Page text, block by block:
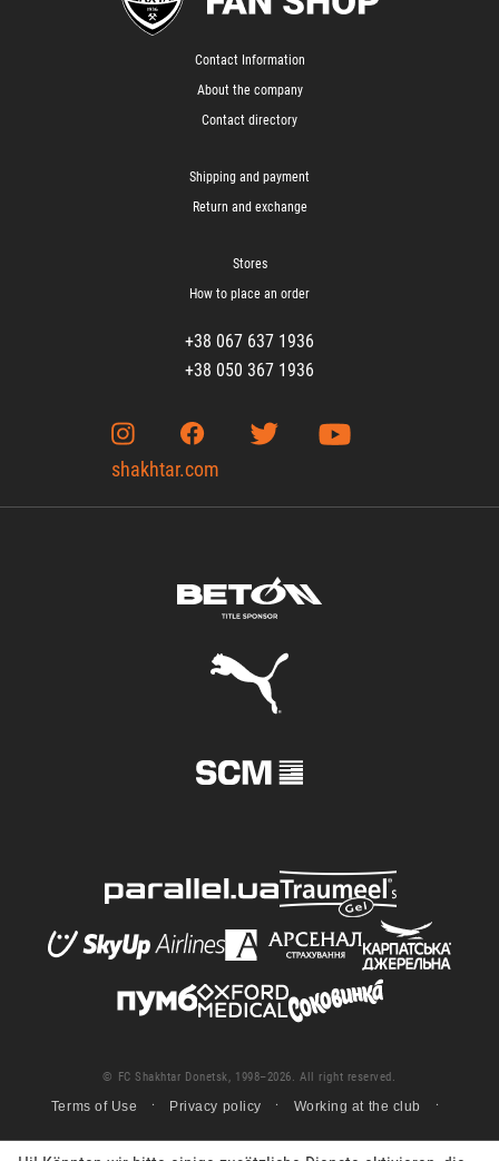
Contact Information
About the company
Contact directory
Shipping and payment
Return and exchange
Stores
How to place an order
+38 067 637 1936
+38 050 367 1936
shakhtar.com
© FC Shakhtar Donetsk, 1998–2026. All right reserved.
Terms of Use Privacy policy Working at the club